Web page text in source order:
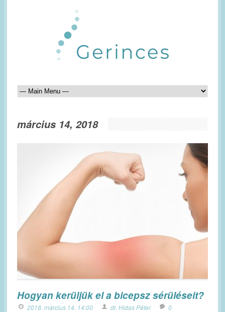
március 14, 2018
Hogyan kerüljük el a bicepsz sérüléseit?
2018. március 14. 14:00 dr. Hidas Péter
0